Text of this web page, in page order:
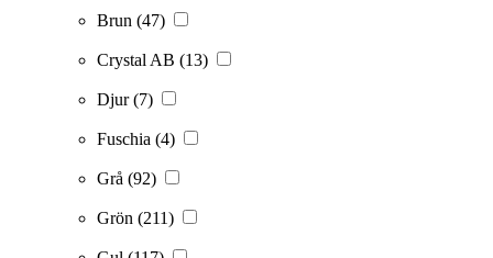
Brun (47)
Crystal AB (13)
Djur(7)
Fuschia (4)
Grå (92)
Grön (211)